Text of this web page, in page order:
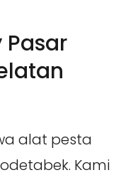
Pasar
alat pesta
Kami